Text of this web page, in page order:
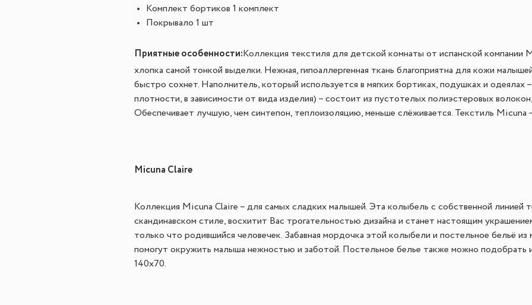
Комплект бортиков 1 комплект
Покрывало 1 шт
Приятные особенности: Коллекция текстиля для детской комнаты от испанской компании
хлопка самой тонкой выделки. Нежная, гипоаллергенная ткань благоприятна для кожи
быстро сохнет. Наполнитель, который используется в мягких бортиках, подушках и одеялах
плотности, в зависимости от вида изделия) – состоит из пустотелых полиэстеровых
Обеспечивает лучшую, чем синтепон, теплоизоляцию, меньше слёживается. Текстиль Micuna –
Micuna Claire
Коллекция Micuna Claire – для самых сладких малышей. Эта колыбель с собственной линией
скандинавском стиле, восхитит Вас трогательностью дизайна и станет настоящим
только что родившийся человечек. Забавная мордочка этой колыбели и постельное бельё из
помогут окружить малыша нежностью и заботой. Постельное белье также можно подобрать
140х70.